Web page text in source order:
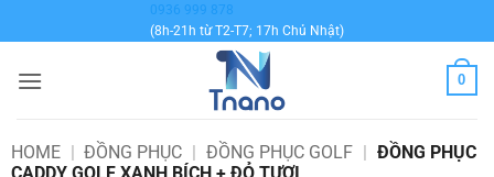
qua
dung
0936 999 878
(8h-21h từ T2-T7; 17h Chủ Nhật)
0
HOME | ĐỒNG PHỤC | ĐỒNG PHỤC GOLF | ĐỒNG PHỤC